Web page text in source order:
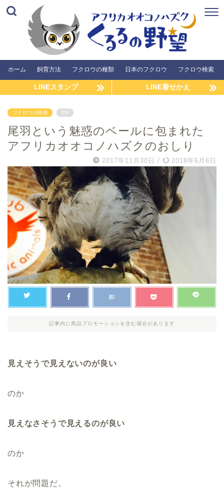
ホーム 飼育方法 フクロウの種類 日本のフクロウ フクロウ検索
LINEスタンプ LINE着せかえ
フクロウの特徴 PR
尾羽という魅惑のベールに包まれた
アフリカオオコノハズクのおしり
2017年11月30日 / 2018年6月6日
記事内に商品プロモーションを含む場合があります
見えそうで見えないのが良い
のか
見えなさそうで見えるのが良い
のか
それが問題だ。